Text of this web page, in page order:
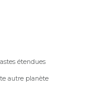
étendues
autre planète